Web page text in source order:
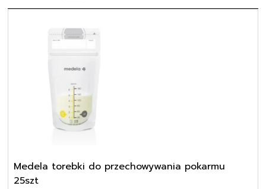
Medela torebki do przechowywania pokarmu
25szt